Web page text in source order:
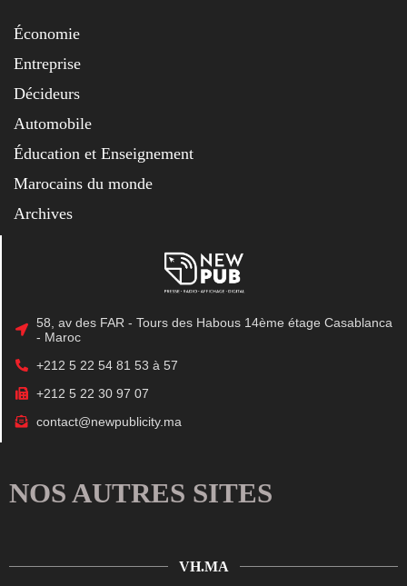
Économie
Entreprise
Décideurs
Automobile
Éducation et Enseignement
Marocains du monde
Archives
58, av des FAR - Tours des Habous 14ème étage Casablanca
- Maroc
+212 5 22 54 81 53 à 57
+212 5 22 30 97 07
contact@newpublicity.ma
NOS AUTRES SITES
VH.MA